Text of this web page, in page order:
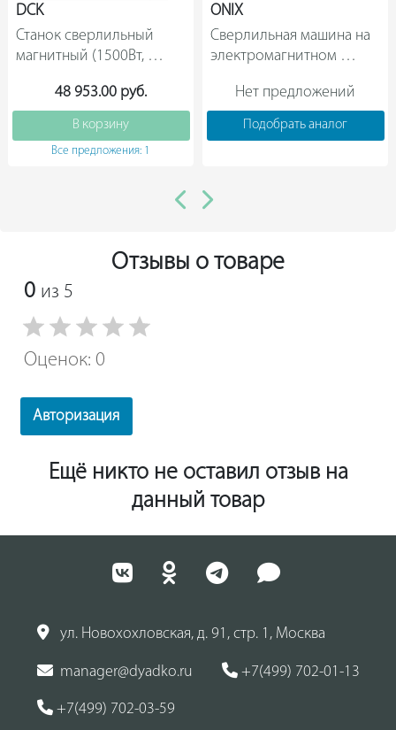
мощности магнита при выключенном двигателе.
DCK
Станок сверлильный
магнитный (1500Вт,
об/мин, ход 220мм,
48 953.00 руб.
В корзину
Все предложения: 1
ONIX
Сверлильная машина на
электромагнитном
Нет предложений
Подобрать аналог
Отзывы о товаре
0 из 5
Оценок: 0
Авторизация
Ещё никто не оставил отзыв на
данный товар
ул. Новохохловская, д. 91, стр. 1, Москва
manager@dyadko.ru +7(499) 702-01-13
+7(499) 702-03-59